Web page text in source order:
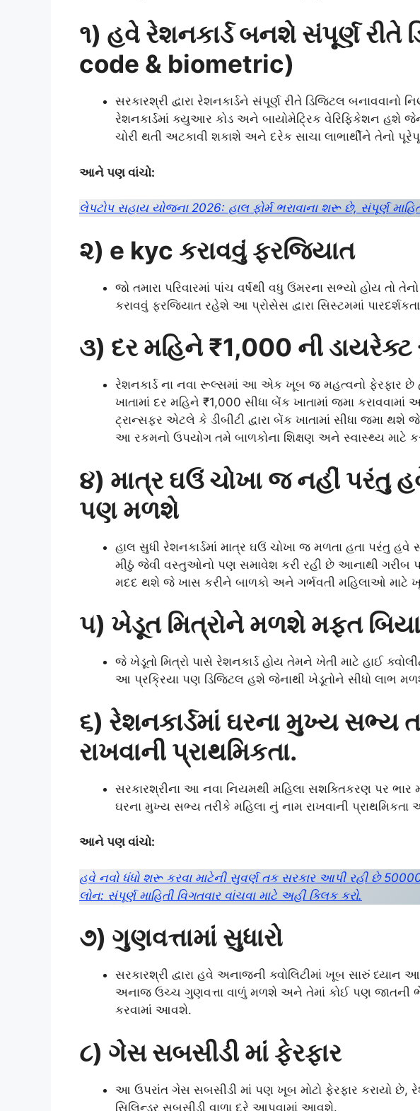
૧) હવે રેશનકાર્ડ બનશે સંપૂર્ણ રીતે
code & biometric)
સરકારશ્રી દ્વારા રેશનકાર્ડને સંપૂર્ણ રીતે ડિજિટલ
રેશનકાર્ડમાં ક્યુઆર કોડ અને બાયોમેટ્રિક વેરિફિકેશન હશે
ચોરી થતી અટકાવી શકાશે અને દરેક સાચા લાભાર્થીને તેનો
આને પણ વાંચો:
લેપટોપ સહાય યોજના 2026: હાલ ફોર્મ ભરાવાના શરૂ છે, સંપૂર્ણ
૨) e kyc કરાવવું ફરજિયાત
જો તમારા પરિવારમાં પાંચ વર્ષથી વધુ ઉંમરના સભ્યો હોય તો
કરાવવું ફરજિયાત રહેશે આ પ્રોસેસ દ્વારા સિસ્ટમમાં
૩) દર મહિને ₹1,000 ની
રેશનકાર્ડ ના નવા રૂલ્સમાં આ એક ખૂબ જ મહત્વનો ફેરફાર છે
ખાતામાં દર મહિને ₹1,000 સીધા બેંક ખાતામાં જમા
ટ્રાન્સફર એટલે કે ડીબીટી દ્વારા બેંક ખાતામાં સીધા જમા થશે
આ રકમનો ઉપયોગ તમે બાળકોના શિક્ષણ અને સ્વાસ્થ્ય માટે
૪) માત્ર ઘઉં ચોખા જ નહીં પરંતુ
પણ મળશે
હાલ સુધી રેશનકાર્ડમાં માત્ર ઘઉં ચોખા જ મળતા હતા પરંતુ
મીઠું જેવી વસ્તુઓનો પણ સમાવેશ કરી રહી છે આનાથી ગરીબ
મદદ થશે જે ખાસ કરીને બાળકો અને ગર્ભવતી મહિલાઓ માટે
૫) ખેડૂત મિત્રોને મળશે મફત
જે ખેડૂતો મિત્રો પાસે રેશનકાર્ડ હોય તેમને ખેતી માટે હાઈ
આ પ્રક્રિયા પણ ડિજિટલ હશે જેનાથી ખેડૂતોને સીધો લાભ
૬) રેશનકાર્ડમાં ઘરના મુખ્ય સભ્ય
રાખવાની પ્રાથમિકતા.
સરકારશ્રીના આ નવા નિયમથી મહિલા સશક્તિકરણ પર ભાર
ઘરના મુખ્ય સભ્ય તરીકે મહિલા નું નામ રાખવાની
આને પણ વાંચો:
હવે નવો ધંધો શરૂ કરવા માટેની સુવર્ણ તક સરકાર આપી રહી છે
લોન: સંપૂર્ણ માહિતી વિગતવાર વાંચવા માટે અહીં ક્લિક કરો.
૭) ગુણવત્તામાં સુધારો
સરકારશ્રી દ્વારા હવે અનાજની ક્વોલિટીમાં ખૂબ સારું
અનાજ ઉચ્ચ ગુણવત્તા વાળું મળશે અને તેમાં કોઈ પણ જાતની
કરવામાં આવશે.
૮) ગેસ સબસીડી માં ફેરફાર
આ ઉપરાંત ગેસ સબસીડી માં પણ ખૂબ મોટો ફેરફાર કરાયો છે,
સિલિન્ડર સબસીડી વાળા દરે આપવામાં આવશે.